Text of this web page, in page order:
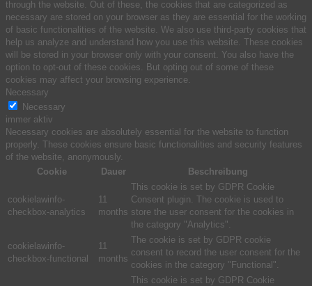
through the website. Out of these, the cookies that are categorized as
necessary are stored on your browser as they are essential for the working
of basic functionalities of the website. We also use third-party cookies that
help us analyze and understand how you use this website. These cookies
will be stored in your browser only with your consent. You also have the
option to opt-out of these cookies. But opting out of some of these
cookies may affect your browsing experience.
Necessary
Necessary
immer aktiv
Necessary cookies are absolutely essential for the website to function
properly. These cookies ensure basic functionalities and security features
of the website, anonymously.
Cookie
Dauer Beschreibung
cookielawinfo-
checkbox-analytics
11
months
This cookie is set by GDPR Cookie
Consent plugin. The cookie is used to
store the user consent for the cookies in
the category "Analytics".
cookielawinfo-
checkbox-functional
11
months
The cookie is set by GDPR cookie
consent to record the user consent for the
cookies in the category "Functional".
This cookie is set by GDPR Cookie